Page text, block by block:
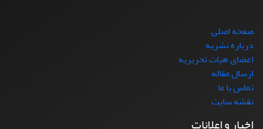
صفحه اصلی
درباره نشریه
اعضای هیات تحریریه
ارسال مقاله
تماس با ما
نقشه سایت